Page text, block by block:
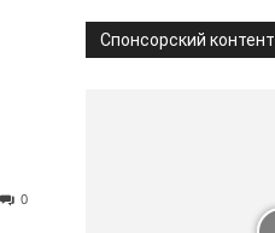
0
Спонсорский контент